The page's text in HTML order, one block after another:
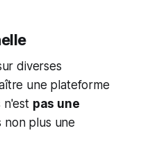
diverses
une plateforme
n'est pas une
non plus une